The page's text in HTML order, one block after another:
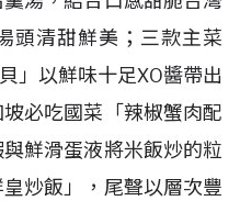
頭清甜鮮美；三款主菜
」以鮮味十足XO醬帶出
必吃國菜「辣椒蟹肉配
鮮滑蛋液將米飯炒的粒
炒飯」，尾聲以層次豐